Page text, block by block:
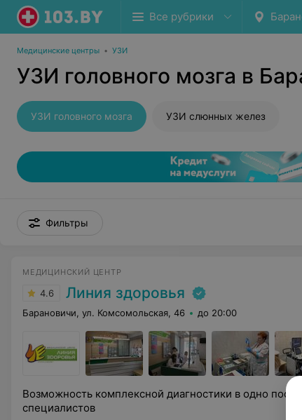
Все рубрики
Медицинские центры • УЗИ
УЗИ головного мозга в
УЗИ головного мозга УЗИ слюнных желез
Фильтры
МЕДИЦИНСКИЙ ЦЕНТР
4.6 Линия здоровья
Барановичи, ул. Комсомольская, 46 до 20:00
Возможность комплексной диагностики в одно
специалистов